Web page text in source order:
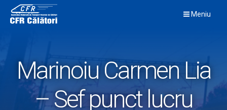
content
Meniu
Marinoiu Carmen Lia
– Sef punct lucru